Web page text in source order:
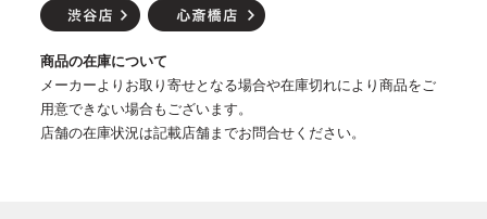
商品の在庫について
メーカーよりお取り寄せとなる場合や在庫切れにより商品をご
用意できない場合もございます。
店舗の在庫状況は記載店舗までお問合せください。